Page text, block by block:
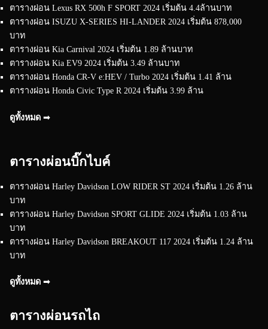
ตารางผ่อน Lexus RX 500h F SPORT 2024 เริ่มต้น 4.4ล้านบาท
ตารางผ่อน ISUZU X-SERIES HI-LANDER 2024 เริ่มต้น 878,000
บาท
ตารางผ่อน Kia Carnival 2024 เริ่มต้น 1.89 ล้านบาท
ตารางผ่อน Kia EV9 2024 เริ่มต้น 3.49 ล้านบาท
ตารางผ่อน Honda CR-V e:HEV / Turbo 2024 เริ่มต้น 1.41 ล้าน
ตารางผ่อน Honda Civic Type R 2024 เริ่มต้น 3.99 ล้าน
ดูทั้งหมด ➟
ตารางผ่อนบิ๊กไบค์
ตารางผ่อน Harley Davidson LOW RIDER ST 2024 เริ่มต้น 1.26 ล้าน
บาท
ตารางผ่อน Harley Davidson SPORT GLIDE 2024 เริ่มต้น 1.03 ล้าน
บาท
ตารางผ่อน Harley Davidson BREAKOUT 117 2024 เริ่มต้น 1.24 ล้าน
บาท
ดูทั้งหมด ➟
ตารางผ่อนรถไถ